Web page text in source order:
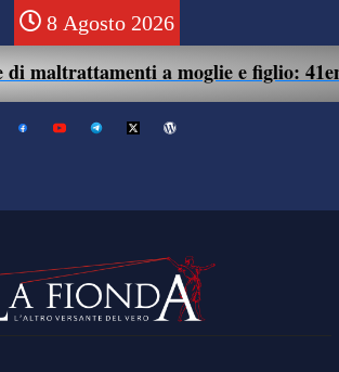
8 Agosto 2026
a moglie e figlio: 41enne